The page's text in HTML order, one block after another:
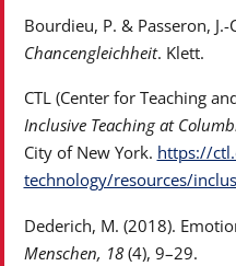
Bourdieu, P. & Passeron, J.-
Chancengleichheit. Klett.
CTL (Center for Teaching
Inclusive Teaching at
City of New York. https://
technology/resources/
Dederich, M. (2018).
Menschen, 18(4), 9–29.